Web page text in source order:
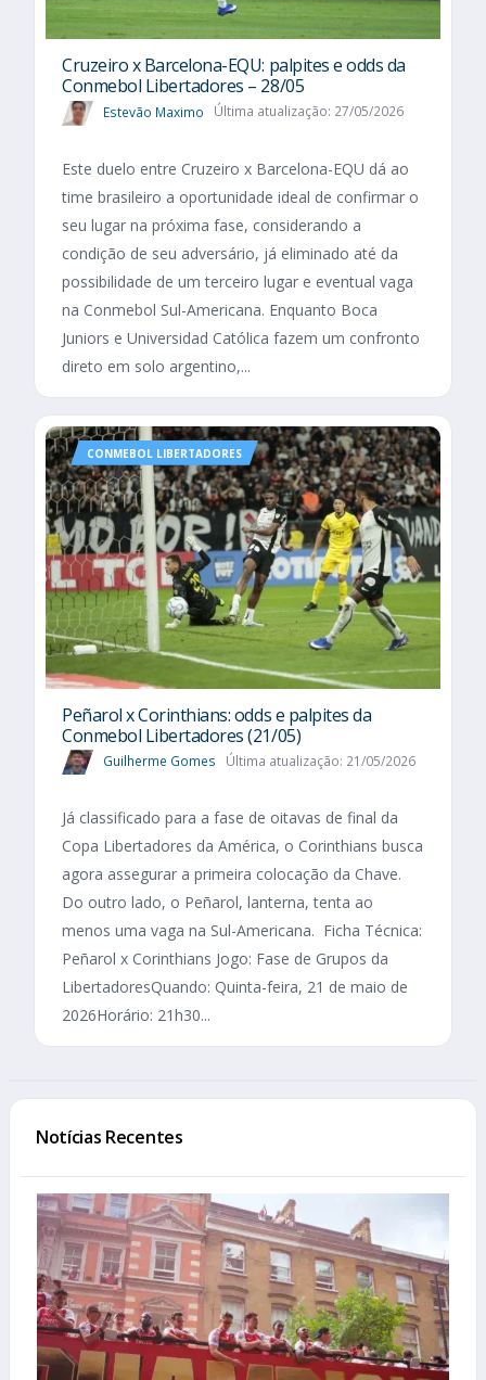
Cruzeiro x Barcelona-EQU: palpites e odds da
Conmebol Libertadores – 28/05
Estevão Maximo Última atualização: 27/05/2026
Este duelo entre Cruzeiro x Barcelona-EQU dá ao
time brasileiro a oportunidade ideal de confirmar o
seu lugar na próxima fase, considerando a
condição de seu adversário, já eliminado até da
possibilidade de um terceiro lugar e eventual vaga
na Conmebol Sul-Americana. Enquanto Boca
Juniors e Universidad Católica fazem um confronto
direto em solo argentino,...
CONMEBOL LIBERTADORES
Peñarol x Corinthians: odds e palpites da
Conmebol Libertadores (21/05)
Guilherme Gomes Última atualização: 21/05/2026
Já classificado para a fase de oitavas de final da
Copa Libertadores da América, o Corinthians busca
agora assegurar a primeira colocação da Chave.
Do outro lado, o Peñarol, lanterna, tenta ao
menos uma vaga na Sul-Americana. Ficha Técnica:
Peñarol x Corinthians Jogo: Fase de Grupos da
LibertadoresQuando: Quinta-feira, 21 de maio de
2026Horário: 21h30...
Notícias Recentes